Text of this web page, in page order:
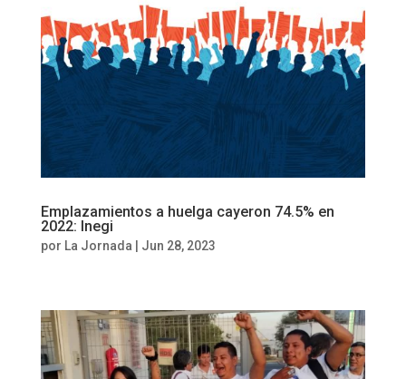
Emplazamientos a huelga cayeron 74.5% en
2022: Inegi
por La Jornada Jun 28, 2023